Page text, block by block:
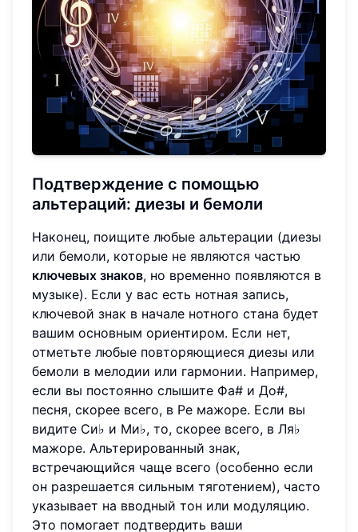
Подтверждение с помощью
альтераций: диезы и бемоли
Наконец, поищите любые альтерации (диезы
или бемоли, которые не являются частью
ключевых знаков, но временно появляются в
музыке). Если у вас есть нотная запись,
ключевой знак в начале нотного стана будет
вашим основным ориентиром. Если нет,
отметьте любые повторяющиеся диезы или
бемоли в мелодии или гармонии. Например,
если вы постоянно слышите Фа# и До#,
песня, скорее всего, в Ре мажоре. Если вы
видите Си♭ и Ми♭, то, скорее всего, в Ля♭
мажоре. Альтерированный знак,
встречающийся чаще всего (особенно если
он разрешается сильным тяготением), часто
указывает на вводный тон или модуляцию.
Это помогает подтвердить ваши